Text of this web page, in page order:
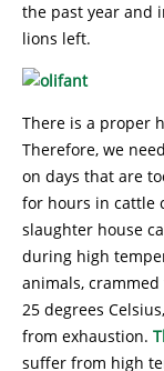
the past year and
lions left.
There is a proper
Therefore, we
on days that are
for hours in cattle
slaughter house
during high
animals,
25 degrees
from exhaustion.
suffer from high